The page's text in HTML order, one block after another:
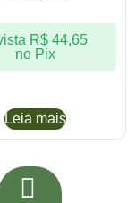
R$44,65
no Pix
Leia mais